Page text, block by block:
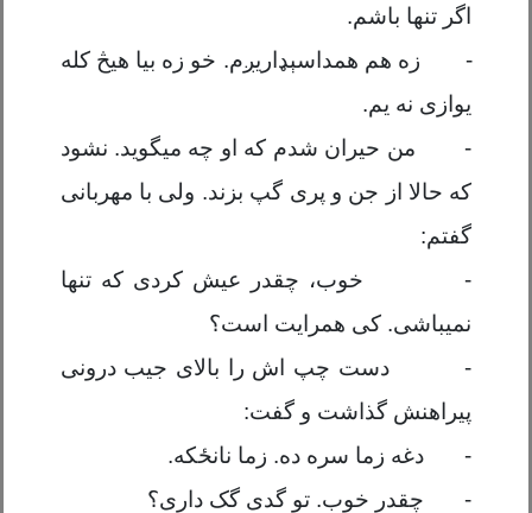
اگر تنها باشم.
-
زه هم همداسېډاریږم. خو زه بیا هیڅ کله
یوازی نه یم.
-
من حیران شدم که او چه میگوید. نشود
که حالا از جن و پری گپ بزند. ولی با مهربانی
گفتم:
-
خوب، چقدر عیش کردی که تنها
نمیباشی. کی همرایت است؟
-
دست چپ اش را بالای جیب درونی
پیراهنش گذاشت و گفت:
-
دغه ز ما سره ده. زما نانځکه.
-
چقدر خوب. تو گدی گک داری؟